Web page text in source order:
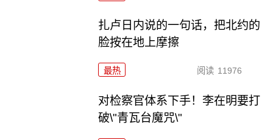
扎卢日内说的一句话，把北约的
脸按在地上摩擦
最热 阅读 11976
对检察官体系下手！李在明要打
破\"青瓦台魔咒\"